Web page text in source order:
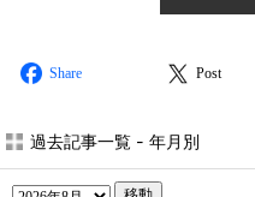
Share Post
過去記事一覧 - 年月別